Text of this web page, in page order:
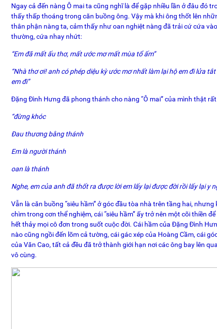
Ngay cả đến nàng Ô mai ta cũng nghĩ là để gặp nhiều lần ở đâu đó
thấy thấp thoáng trong căn buồng ông. Vậy mà khi ông thốt lên
thân phận nàng ta, cảm thấy như oan nghiệt nàng đã trải cứ cứa
thường, cứa nhay nhứt:
“Em đã mất ấu thơ, mất ước mơ mất mùa tổ ấm”
“Nhà thơ ơi! anh có phép diệu kỳ ước mơ nhất làm lại hộ em đi lửa
em đi”
Đặng Đình Hưng đã phong thánh cho nàng “Ô mai” của mình thật
“đừng khóc
Đau thương bằng thánh
Em là người thánh
oan là thánh
Nghe, em của anh đã thốt ra được lời em lấy lại được đời rồi lấy lại y
Vẫn là căn buồng “siêu hầm” ở góc đầu tòa nhà trên tầng hai,
chìm trong cơn thể nghiệm, cái “siêu hầm” ấy trở nên một cõi thiền
hết thảy mọi cô đơn trong suốt cuộc đời. Cái hầm của Đặng Đình
nào cũng ngồi đến lõm cả tường, cái gác xép của Hoàng Cầm, cái
của Văn Cao, tất cả đều đã trở thành giới hạn nơi các ông bay lên
vô cùng.